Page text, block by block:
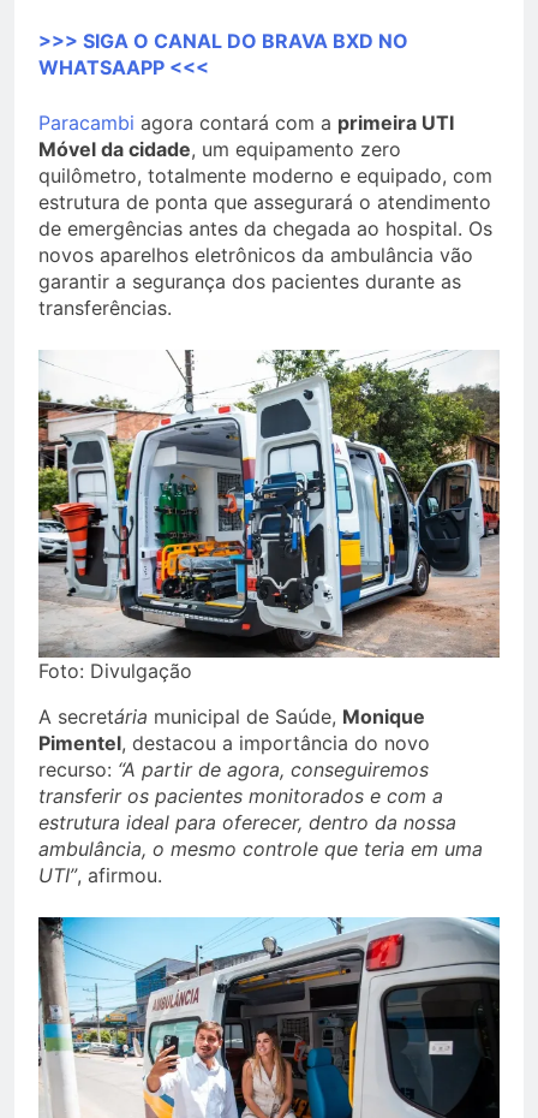
>>> SIGA O CANAL DO BRAVA BXD NO
WHATSAAPP <<<
Paracambi agora contará com a primeira UTI
Móvel da cidade, um equipamento zero
quilômetro, totalmente moderno e equipado, com
estrutura de ponta que assegurará o atendimento
de emergências antes da chegada ao hospital. Os
novos aparelhos eletrônicos da ambulância vão
garantir a segurança dos pacientes durante as
transferências.
Foto: Divulgação
A secretária municipal de Saúde, Monique
Pimentel, destacou a importância do novo
recurso: “A partir de agora, conseguiremos
transferir os pacientes monitorados e com a
estrutura ideal para oferecer, dentro da nossa
ambulância, o mesmo controle que teria em uma
UTI”, afirmou.